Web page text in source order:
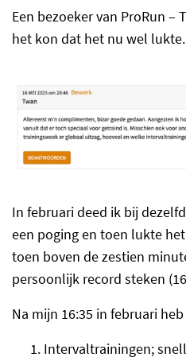
Een bezoeker van ProRun –
het kon dat het nu wel lukte.
In februari deed ik bij
een poging en toen lukte
toen boven de zestien
persoonlijk record steken
Na mijn 16:35 in februari
Intervaltrainingen;